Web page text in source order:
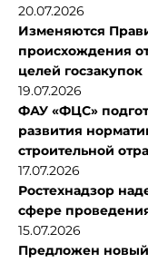
20.07.2026
Изменяются
происхождения
целей госзакупок
19.07.2026
ФАУ «ФЦС»
развития
строительной
17.07.2026
Ростехнадзор
сфере
15.07.2026
Предложен